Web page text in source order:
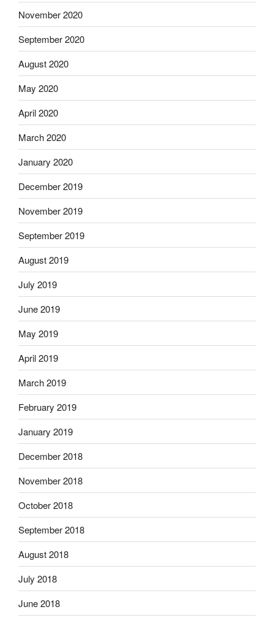
November 2020
September 2020
August 2020
May 2020
April 2020
March 2020
January 2020
December 2019
November 2019
September 2019
August 2019
July 2019
June 2019
May 2019
April 2019
March 2019
February 2019
January 2019
December 2018
November 2018
October 2018
September 2018
August 2018
July 2018
June 2018